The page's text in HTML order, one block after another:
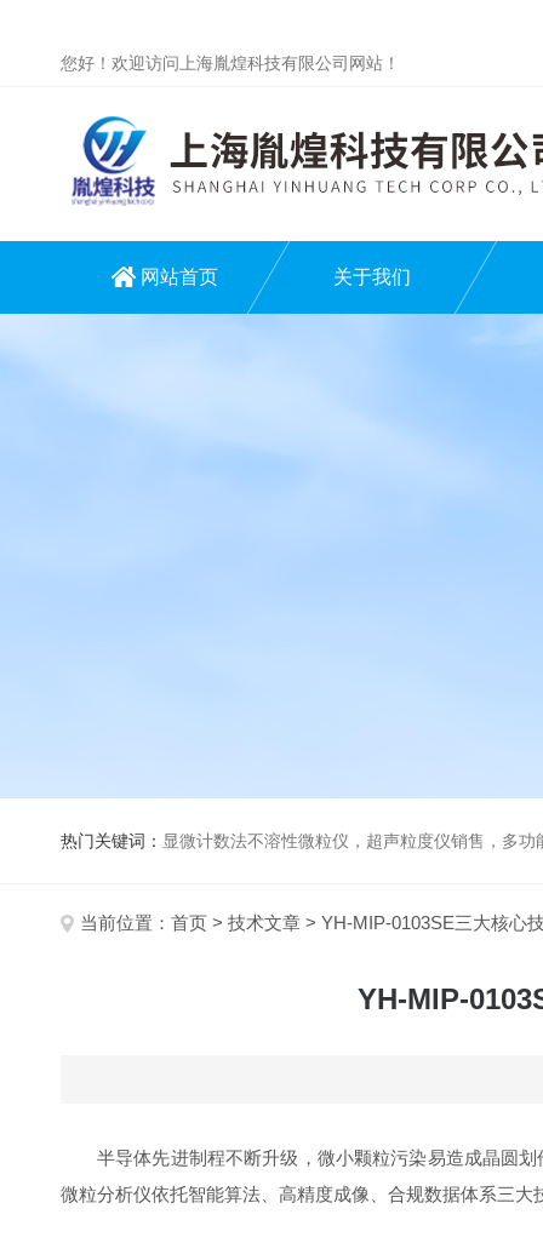
您好！欢迎访问上海胤煌科技有限公司网站！
网站首页 关于我们
热门关键词： 显微计数法不溶性微粒仪，超声粒度仪销售，多功能超声粒度分析仪，粒度及
当前位置： 首页 > 技术文章 > YH-MIP-0103SE三大核心
YH-MIP-
半导体先进制程不断升级，微小颗粒污染易造成晶圆
微粒分析仪依托智能算法、高精度成像、合规数据体系三